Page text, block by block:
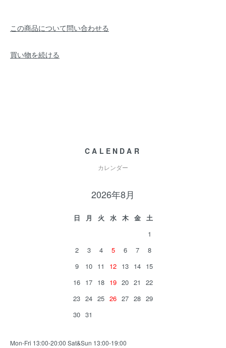
この商品について問い合わせる
買い物を続ける
CALENDAR
カレンダー
2026年8月
日 月 火 水 木 金
土
1
2
3 4 5 6 7
8
9
10 11 12 13 14 15
16 17 18 19 20 21
22
23 24 25 26 27 28 29
30 31
Mon-Fri 13:00-20:00 Sat&Sun 13:00-19:00